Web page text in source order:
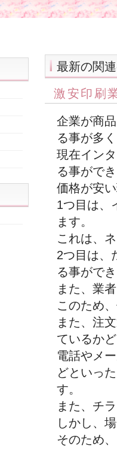
最新の関
激安印刷
企業が商
る事が多
現在イン
る事がで
価格が安
1つ目は、
ます。
これは、
2つ目は、
る事がで
また、業
このため
また、注
ているか
電話やメ
どといっ
す。
また、チ
しかし、
そのため